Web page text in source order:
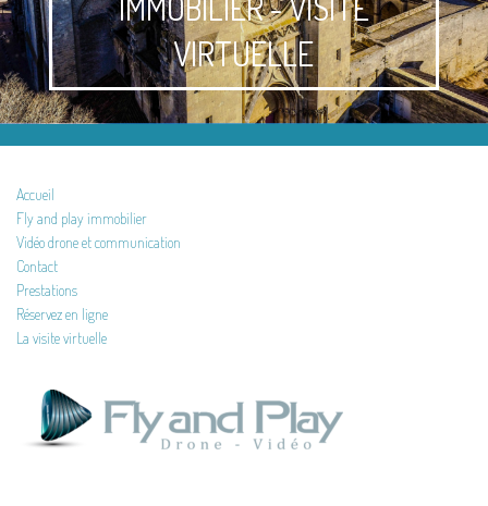
VIRTUELLE
Accueil
Fly and play immobilier
Vidéo drone et communication
Contact
Prestations
Réservez en ligne
La visite virtuelle